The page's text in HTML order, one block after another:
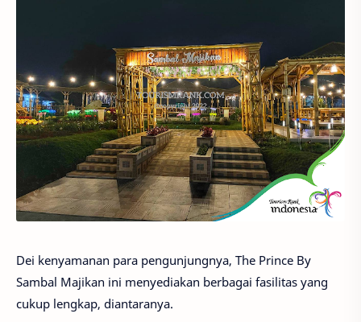
Dei kenyamanan para pengunjungnya, The Prince By
Sambal Majikan ini menyediakan berbagai fasilitas yang
cukup lengkap, diantaranya.